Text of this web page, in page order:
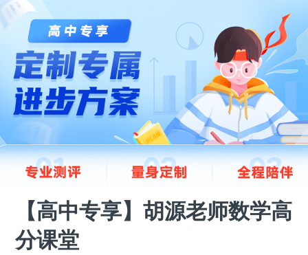
【高中专享】胡源老师数学高
分课堂